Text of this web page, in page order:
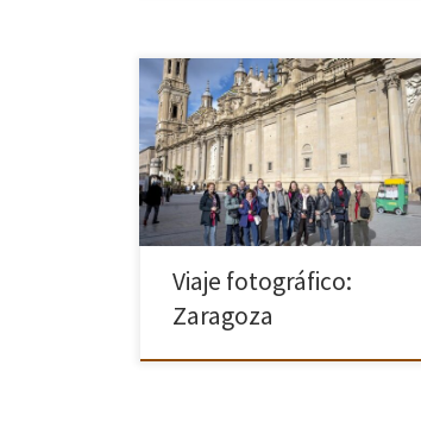
El pasado 15 de diciembre nos
fuimos a fotografiar la bella ciudad de
Zaragoza. Aprovechando los bajos
precios del tren de alta velocidad,
hicimos un viaje relámpago de ida y
[…]
Viaje fotográfico:
Zaragoza